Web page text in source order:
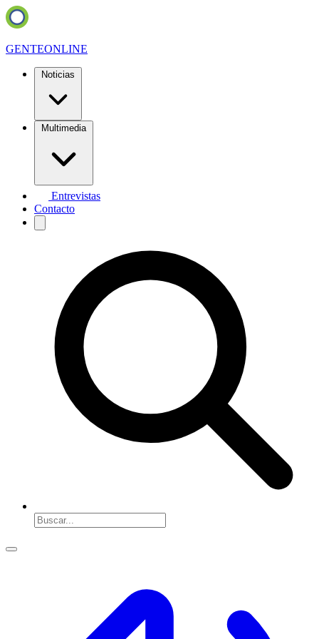
GENTEONLINE
Noticias
Multimedia
Entrevistas
Contacto